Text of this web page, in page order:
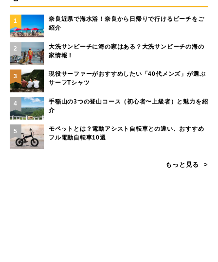
1
奈良近県で海水浴！奈良から日帰りで行けるビーチをご
紹介
2
大洗サンビーチに海の家はある？大洗サンビーチの海の
家情報！
3
現役サーファーがおすすめしたい「40代メンズ」が選ぶ
サーフTシャツ
4
手稲山の3つの登山コース（初心者〜上級者）と魅力を紹
介
5
モペットとは？電動アシスト自転車との違い、おすすめ
フル電動自転車10選
もっと見る